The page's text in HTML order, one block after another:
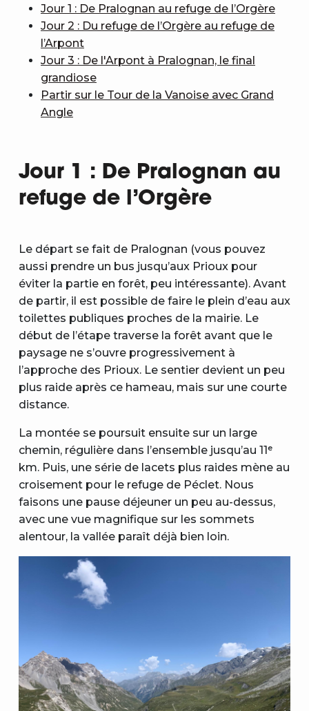
Jour 1 : De Pralognan au refuge de l’Orgère
Jour 2 : Du refuge de l’Orgère au refuge de
l’Arpont
Jour 3 : De l'Arpont à Pralognan, le final
grandiose
Partir sur le Tour de la Vanoise avec Grand
Angle
Jour 1 : De Pralognan au
refuge de l’Orgère
Le départ se fait de Pralognan (vous pouvez
aussi prendre un bus jusqu’aux Prioux pour
éviter la partie en forêt, peu intéressante). Avant
de partir, il est possible de faire le plein d’eau aux
toilettes publiques proches de la mairie. Le
début de l’étape traverse la forêt avant que le
paysage ne s’ouvre progressivement à
l’approche des Prioux. Le sentier devient un peu
plus raide après ce hameau, mais sur une courte
distance.
La montée se poursuit ensuite sur un large
chemin, régulière dans l’ensemble jusqu’au 11ᵉ
km. Puis, une série de lacets plus raides mène au
croisement pour le refuge de Péclet. Nous
faisons une pause déjeuner un peu au-dessus,
avec une vue magnifique sur les sommets
alentour, la vallée paraît déjà bien loin.